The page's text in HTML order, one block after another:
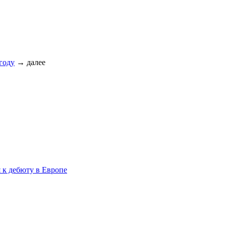
→ далее
дебюту в Европе